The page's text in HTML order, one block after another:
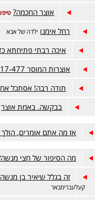
אוצר החכמה?
רחל אימנו ילדה של אבא
איכה רבתי פתיחתא
אוצרות המוסר 417-477
תודה רבה! אסתכל
בבקשה. באמת אוצר
אז מה אתם אומרים, הולך
מה הסיפור של חצי
זה בגלל שיאיר בן
קעלעברימבאר